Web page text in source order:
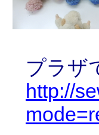
プラザ
http://